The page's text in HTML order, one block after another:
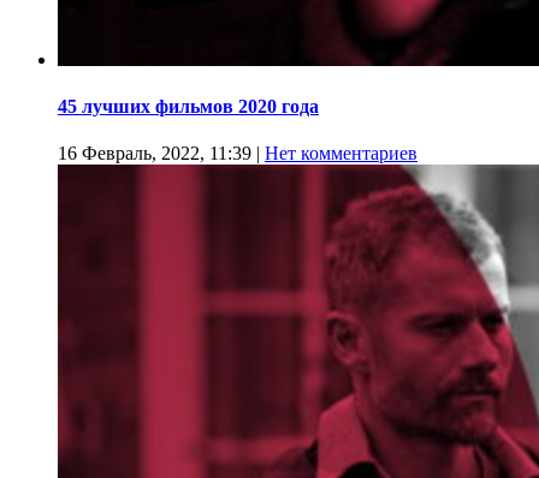
45 лучших фильмов 2020 года
16 Февраль, 2022, 11:39 | Нет комментариев